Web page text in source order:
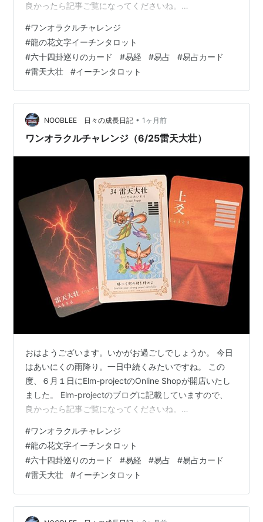
良かったら記事ご覧になってくださいね。
ラクルチャレンジ、しました。 ワンオラクルチャレンジ
も2周年になりました。 ★ワンオラクルチャレンジと
は？★ 「ワンオラクル」というタロットカードの占い方
で、 毎日の運勢を占っているので「ワンオラクルチャレ
ンジ」と名付けました！ イーチンタロッ…
#ワンオラクルチャレンジ
#龍の花文字イーチンタロット
#六十四卦巡りのカード #易経 #易占 #易占カード
#雷天大壮 #イーチンタロット
NOOBLEE 日々の成長日記 • 1ヶ月前
ワンオラクルチャレンジ（6/25雷天大壮）
おはようございます。いかがお過ごしでしょうか。 今日
はあいにくの雨降り。一日中続くみたいですね。 この
度、６月１日にElm-projectのOnline Shopが開店いたし
ました。 Elm-projectのブログに記載していますので、
良かったら記事ご覧になってくださいね。
ラクルチャレンジ、しました。 ★ワンオラクルチャレン
ジとは？★ 「ワンオラクル」というタロットカードの占
い方で、 毎日の運勢を占っているので「ワンオラクルチ
ャレンジ」と名付けました！ イーチンタロットカード
（易占カード）「龍の花文字I-ChingT…
#ワンオラクルチャレンジ
#龍の花文字イーチンタロット
#六十四卦巡りのカード #易経 #易占 #易占カード
#雷天大壮 #イーチンタロット